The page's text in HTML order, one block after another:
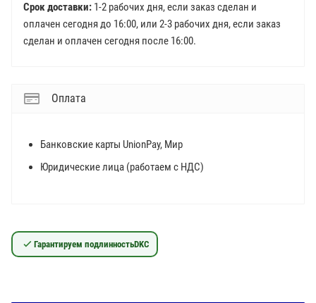
Срок доставки: 1-2 рабочих дня, если заказ сделан и
оплачен сегодня до 16:00, или 2-3 рабочих дня, если заказ
сделан и оплачен сегодня после 16:00.
Оплата
Банковские карты UnionPay, Мир
Юридические лица (работаем с НДС)
Гарантируем подлинностьDKC